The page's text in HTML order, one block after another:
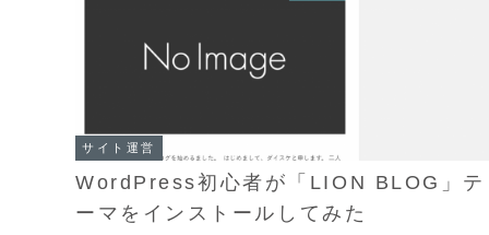
サイト運営
WordPress初心者が「LION BLOG」テ
ーマをインストールしてみた